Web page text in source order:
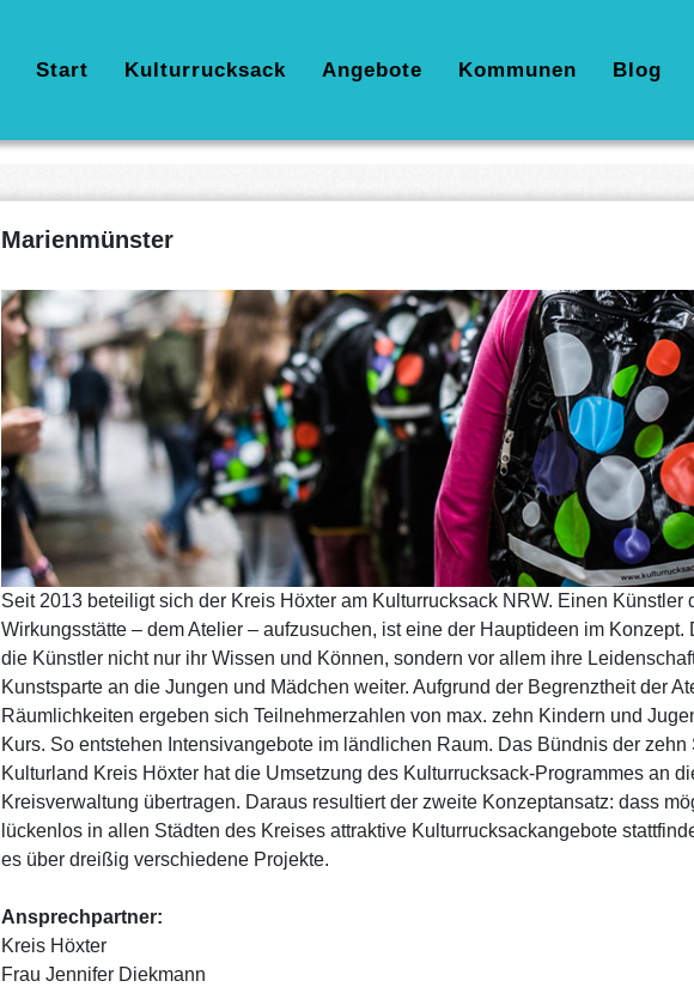
Hauptnavigation
Start Kulturrucksack Angebote Kommunen Blog
Marienmünster
Seit 2013 beteiligt sich der Kreis Höxter am Kulturrucksack NRW. Einen Künstler
Wirkungsstätte – dem Atelier – aufzusuchen, ist eine der Hauptideen im Konzept.
die Künstler nicht nur ihr Wissen und Können, sondern vor allem ihre
Kunstsparte an die Jungen und Mädchen weiter. Aufgrund der Begrenztheit der
Räumlichkeiten ergeben sich Teilnehmerzahlen von max. zehn Kindern und
Kurs. So entstehen Intensivangebote im ländlichen Raum. Das Bündnis der zehn
Kulturland Kreis Höxter hat die Umsetzung des Kulturrucksack-Programmes an
Kreisverwaltung übertragen. Daraus resultiert der zweite Konzeptansatz: dass
lückenlos in allen Städten des Kreises attraktive Kulturrucksackangebote
es über dreißig verschiedene Projekte.
Ansprechpartner:
Kreis Höxter
Frau Jennifer Diekmann